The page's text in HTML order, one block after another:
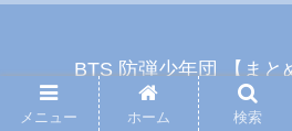
BTS 防弾少年団 【まと
ホーム
メニュー ホーム 検索